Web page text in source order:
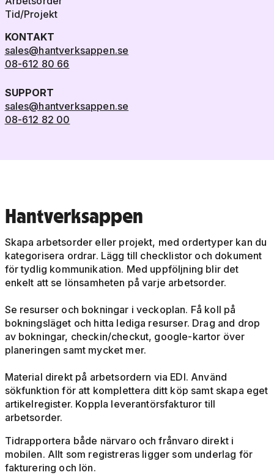
Tid/Projekt
KONTAKT
sales@hantverksappen.se
08-612 80 66
SUPPORT
sales@hantverksappen.se
08-612 82 00
Hantverksappen
Skapa arbetsorder eller projekt, med ordertyper kan du
kategorisera ordrar. Lägg till checklistor och dokument
för tydlig kommunikation. Med uppföljning blir det
enkelt att se lönsamheten på varje arbetsorder.
Se resurser och bokningar i veckoplan. Få koll på
bokningsläget och hitta lediga resurser. Drag and drop
av bokningar, checkin/checkut, google-kartor över
planeringen samt mycket mer.
Material direkt på arbetsordern via EDI. Använd
sökfunktion för att komplettera ditt köp samt skapa eget
artikelregister. Koppla leverantörsfakturor till
arbetsorder.
Tidrapportera både närvaro och frånvaro direkt i
mobilen. Allt som registreras ligger som underlag för
fakturering och lön.